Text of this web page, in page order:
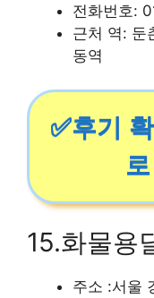
전화번호:
근처 역: 둔
동역
✅후기
15.화물용
주소 :서울